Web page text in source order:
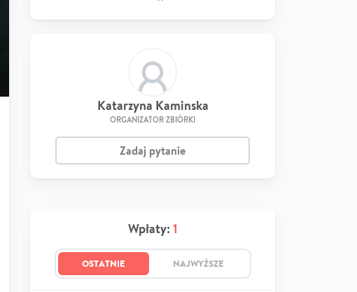
Katarzyna Kaminska
ORGANIZATOR ZBIÓRKI
Zadaj pytanie
Wpłaty: 1
OSTATNIE NAJWYŻSZE